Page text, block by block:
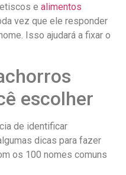
e alimentos
vez que ele responder
Isso ajudará a fixar o
escolher
de identificar
dicas para fazer
os 100 nomes comuns